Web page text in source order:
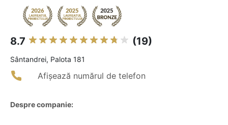
8.7 (19)
Sântandrei, Palota 181
Afișează numărul de telefon
Despre companie: